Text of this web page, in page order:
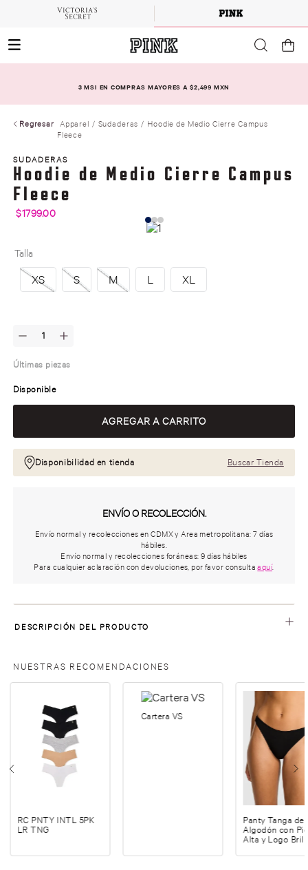
3 MSI EN COMPRAS MAYORES A $2,499 MXN
Regresar Apparel Sudaderas
Hoodie de Medio Cierre Campus
Fleece
SUDADERAS
Hoodie de Medio Cierre Campus
Fleece
$1799.00
Talla
XS S M L XL
Últimas piezas
Disponible
Disponibilidad en tienda Buscar Tienda
ENVÍO O RECOLECCIÓN.
Envío normal y recolecciones en CDMX y Area metropolitana: 7 días
hábiles.
Envío normal y recolecciones foráneas: 9 días hábiles
Para cualquier aclaración con devoluciones, por favor consultaaquí.
DESCRIPCIÓN DEL PRODUCTO
NUESTRAS RECOMENDACIONES
RC PNTY INTL 5PK
LR TNG
Cartera VS
Panty Tanga de
Algodón con
Alta y Logo